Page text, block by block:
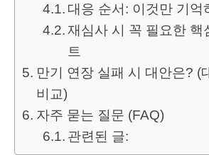
대응 순서: 이것만 기억
재심사 시 꼭 필요한 핵
트
만기 연장 실패 시 대안은? (
비교)
자주 묻는 질문 (FAQ)
관련된 글: